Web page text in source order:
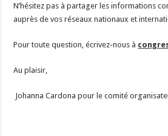
N’hésitez pas à partager les informations
auprès de vos réseaux nationaux et
Pour toute question, écrivez-nous à
Au plaisir,
Johanna Cardona pour le comité